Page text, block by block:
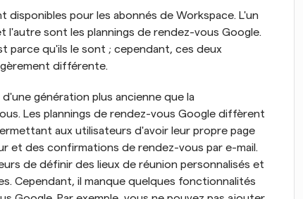
pour les abonnés de Workspace. L'un
l'autre sont les plannings de rendez-vous Google.
parce qu'ils le sont ; cependant, ces deux
différente.
génération plus ancienne que la
Les plannings de rendez-vous Google diffèrent
aux utilisateurs d'avoir leur propre page
et des confirmations de rendez-vous par e-mail.
de définir des lieux de réunion personnalisés et
Cependant, il manque quelques fonctionnalités